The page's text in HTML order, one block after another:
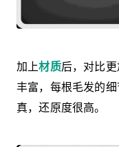
加上材质后，对比
丰富，每根毛发的
真，还原度很高。